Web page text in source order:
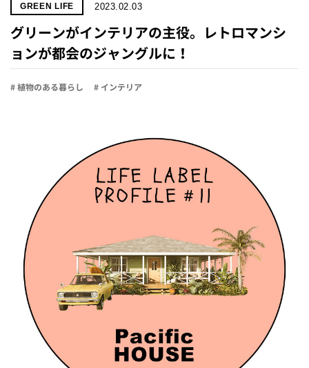
GREEN LIFE 2023.02.03
グリーンがインテリアの主役。レトロマンシ
ョンが都会のジャングルに！
# 植物のある暮らし # インテリア